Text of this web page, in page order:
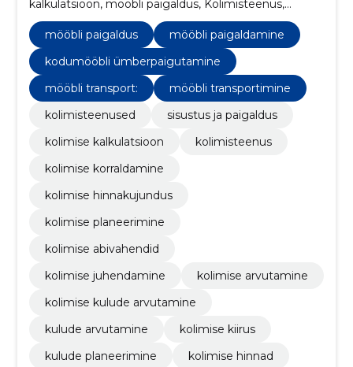
kalkulatsioon, mööbli paigaldus, Kolimisteenus,
kolimise korraldamine, kolimise hinnakujundus,
kolimise planeerimine, kolimise abivahendid, kolimise
juhendamine
mööbli paigaldus
mööbli paigaldamine
kodumööbli ümberpaigutamine
mööbli transport:
mööbli transportimine
kolimisteenused
sisustus ja paigaldus
kolimise kalkulatsioon
kolimisteenus
kolimise korraldamine
kolimise hinnakujundus
kolimise planeerimine
kolimise abivahendid
kolimise juhendamine
kolimise arvutamine
kolimise kulude arvutamine
kulude arvutamine
kolimise kiirus
kulude planeerimine
kolimise hinnad